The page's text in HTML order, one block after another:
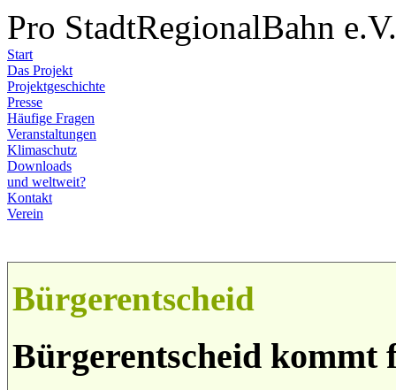
Pro StadtRegionalBahn e.V.
Start
Das Projekt
Projektgeschichte
Presse
Häufige Fragen
Veranstaltungen
Klimaschutz
Downloads
und weltweit?
Kontakt
Verein
Bürgerentscheid
Bürgerentscheid kommt